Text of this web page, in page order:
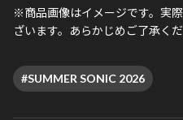
※商品画像はイメージです。実
ざいます。あらかじめご了承くだ
#SUMMER SONIC 2026